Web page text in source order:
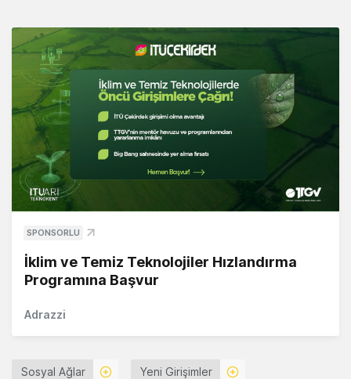
SPONSORLU
İklim ve Temiz Teknolojiler Hızlandırma
Programına Başvur
Adrazzi
Sosyal Ağlar Yeni Girişimler